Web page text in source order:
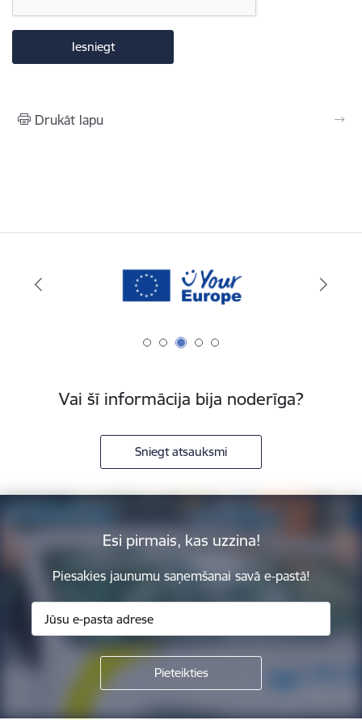
Drukāt lapu
Vai šī informācija bija noderīga?
Sniegt atsauksmi
Esi pirmais, kas uzzina!
Piesakies jaunumu saņemšanai savā e-pastā!